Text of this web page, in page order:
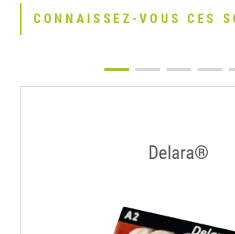
CONNAISSEZ-VOUS CES
Delara®